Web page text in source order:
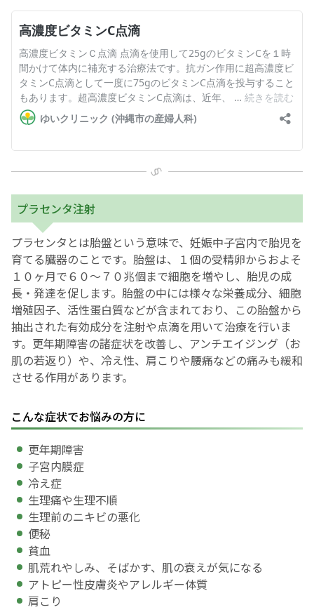
プラセンタ注射
プラセンタとは胎盤という意味で、妊娠中子宮内で胎児を
育てる臓器のことです。胎盤は、１個の受精卵からおよそ
１０ヶ月で６０～７０兆個まで細胞を増やし、胎児の成
長・発達を促します。胎盤の中には様々な栄養成分、細胞
増殖因子、活性蛋白質などが含まれており、この胎盤から
抽出された有効成分を注射や点滴を用いて治療を行いま
す。更年期障害の諸症状を改善し、アンチエイジング（お
肌の若返り）や、冷え性、肩こりや腰痛などの痛みも緩和
させる作用があります。
こんな症状でお悩みの方に
更年期障害
子宮内膜症
冷え症
生理痛や生理不順
生理前のニキビの悪化
便秘
貧血
肌荒れやしみ、そばかす、肌の衰えが気になる
アトピー性皮膚炎やアレルギー体質
肩こり